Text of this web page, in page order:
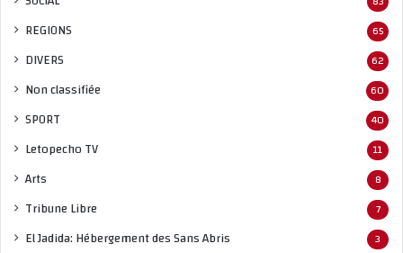
REGIONS 65
DIVERS 62
Non classifiée 60
SPORT 40
Letopecho TV 11
Arts 8
Tribune Libre 7
El Jadida: Hébergement des Sans Abris 3